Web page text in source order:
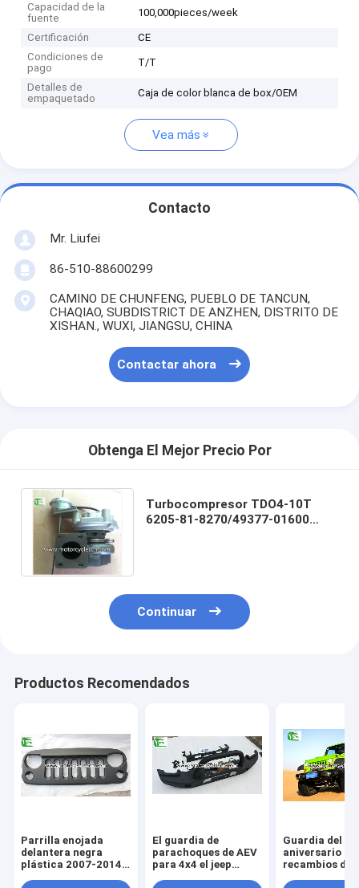
Capacidad de la
fuente
100,000pieces/week
Certificación
CE
Condiciones de
pago
T/T
Detalles de
empaquetado
Caja de color blanca de box/OEM
Vea más
Contacto
Mr. Liufei
86-510-88600299
CAMINO DE CHUNFENG, PUEBLO DE TANCUN,
CHAQIAO, SUBDISTRICT DE ANZHEN, DISTRITO DE
XISHAN., WUXI, JIANGSU, CHINA
Contactar ahora
Obtenga El Mejor Precio Por
Turbocompresor TDO4-10T
6205-81-8270/49377-01600
Continuar
Productos Recomendados
Parrilla enojada
delantera negra
plástica 2007-2014
El guardia de
parachoques de AEV
para 4x4 el jeep
Guardia del
aniversario de
recambios del